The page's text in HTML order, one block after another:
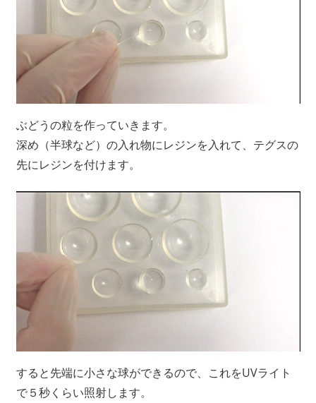
ぶどうの粒を作っていきます。
深め（半球など）の入れ物にレジンを入れて、テグスの
先にレジンを付けます。
すると先端に小さな球ができるので、これをUVライト
で５秒くらい照射します。